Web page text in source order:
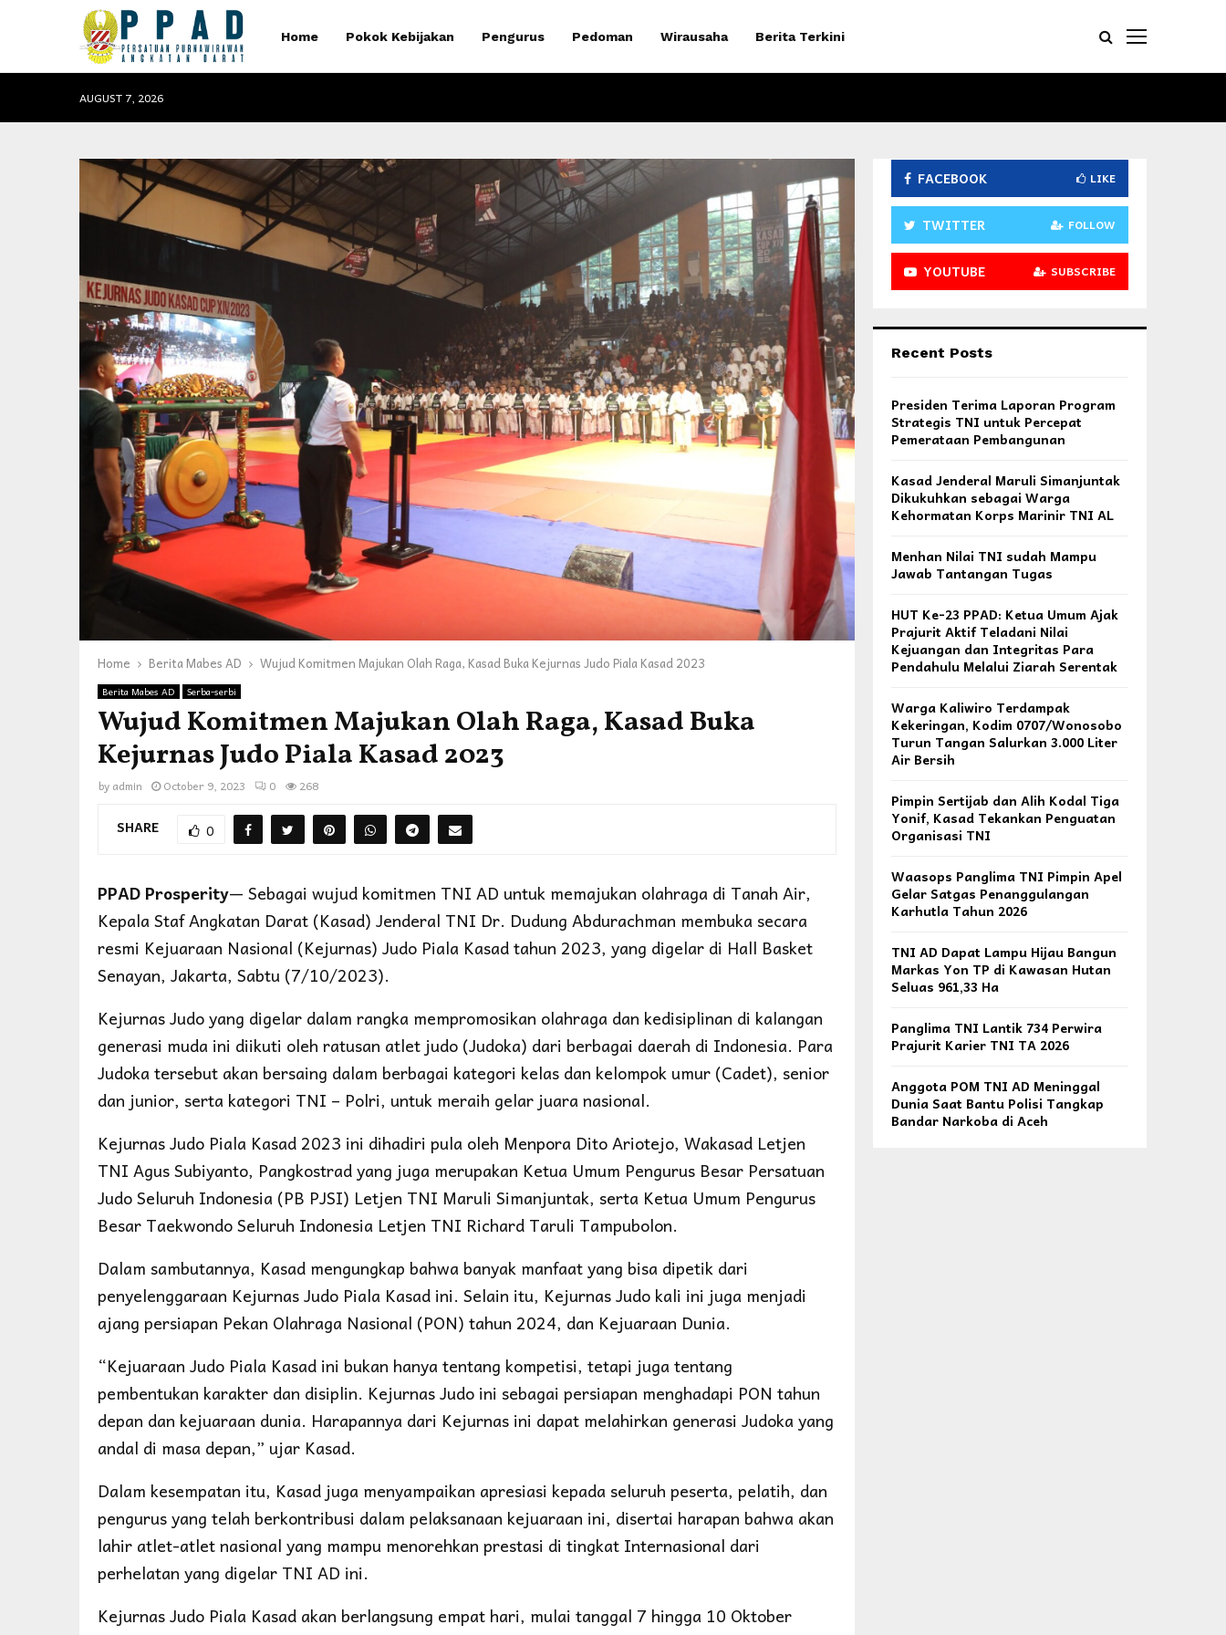
Home Pokok Kebijakan Pengurus Pedoman Wirausaha Berita Terkini
AUGUST 7, 2026
Home Berita Mabes AD Wujud Komitmen Majukan Olah Raga, Kasad Buka Kejurnas Judo Piala Kasad 2023
Berita Mabes AD Serba-serbi
Wujud Komitmen Majukan Olah Raga, Kasad Buka
Kejurnas Judo Piala Kasad 2023
by admin October 9, 2023 0 268
SHARE 0
PPAD Prosperity— Sebagai wujud komitmen TNI AD untuk memajukan olahraga di Tanah Air,
Kepala Staf Angkatan Darat (Kasad) Jenderal TNI Dr. Dudung Abdurachman membuka secara
resmi Kejuaraan Nasional (Kejurnas) Judo Piala Kasad tahun 2023, yang digelar di Hall Basket
Senayan, Jakarta, Sabtu (7/10/2023).
Kejurnas Judo yang digelar dalam rangka mempromosikan olahraga dan kedisiplinan di kalangan
generasi muda ini diikuti oleh ratusan atlet judo (Judoka) dari berbagai daerah di Indonesia. Para
Judoka tersebut akan bersaing dalam berbagai kategori kelas dan kelompok umur (Cadet), senior
dan junior, serta kategori TNI – Polri, untuk meraih gelar juara nasional.
Kejurnas Judo Piala Kasad 2023 ini dihadiri pula oleh Menpora Dito Ariotejo, Wakasad Letjen
TNI Agus Subiyanto, Pangkostrad yang juga merupakan Ketua Umum Pengurus Besar Persatuan
Judo Seluruh Indonesia (PB PJSI) Letjen TNI Maruli Simanjuntak, serta Ketua Umum Pengurus
Besar Taekwondo Seluruh Indonesia Letjen TNI Richard Taruli Tampubolon.
Dalam sambutannya, Kasad mengungkap bahwa banyak manfaat yang bisa dipetik dari
penyelenggaraan Kejurnas Judo Piala Kasad ini. Selain itu, Kejurnas Judo kali ini juga menjadi
ajang persiapan Pekan Olahraga Nasional (PON) tahun 2024, dan Kejuaraan Dunia.
“Kejuaraan Judo Piala Kasad ini bukan hanya tentang kompetisi, tetapi juga tentang
pembentukan karakter dan disiplin. Kejurnas Judo ini sebagai persiapan menghadapi PON tahun
depan dan kejuaraan dunia. Harapannya dari Kejurnas ini dapat melahirkan generasi Judoka yang
andal di masa depan,” ujar Kasad.
Dalam kesempatan itu, Kasad juga menyampaikan apresiasi kepada seluruh peserta, pelatih, dan
pengurus yang telah berkontribusi dalam pelaksanaan kejuaraan ini, disertai harapan bahwa akan
lahir atlet-atlet nasional yang mampu menorehkan prestasi di tingkat Internasional dari
perhelatan yang digelar TNI AD ini.
Kejurnas Judo Piala Kasad akan berlangsung empat hari, mulai tanggal 7 hingga 10 Oktober
FACEBOOK LIKE
TWITTER FOLLOW
YOUTUBE SUBSCRIBE
Recent Posts
Presiden Terima Laporan Program
Strategis TNI untuk Percepat
Pemerataan Pembangunan
Kasad Jenderal Maruli Simanjuntak
Dikukuhkan sebagai Warga
Kehormatan Korps Marinir TNI AL
Menhan Nilai TNI sudah Mampu
Jawab Tantangan Tugas
HUT Ke-23 PPAD: Ketua Umum Ajak
Prajurit Aktif Teladani Nilai
Kejuangan dan Integritas Para
Pendahulu Melalui Ziarah Serentak
Warga Kaliwiro Terdampak
Kekeringan, Kodim 0707/Wonosobo
Turun Tangan Salurkan 3.000 Liter
Air Bersih
Pimpin Sertijab dan Alih Kodal Tiga
Yonif, Kasad Tekankan Penguatan
Organisasi TNI
Waasops Panglima TNI Pimpin Apel
Gelar Satgas Penanggulangan
Karhutla Tahun 2026
TNI AD Dapat Lampu Hijau Bangun
Markas Yon TP di Kawasan Hutan
Seluas 961,33 Ha
Panglima TNI Lantik 734 Perwira
Prajurit Karier TNI TA 2026
Anggota POM TNI AD Meninggal
Dunia Saat Bantu Polisi Tangkap
Bandar Narkoba di Aceh